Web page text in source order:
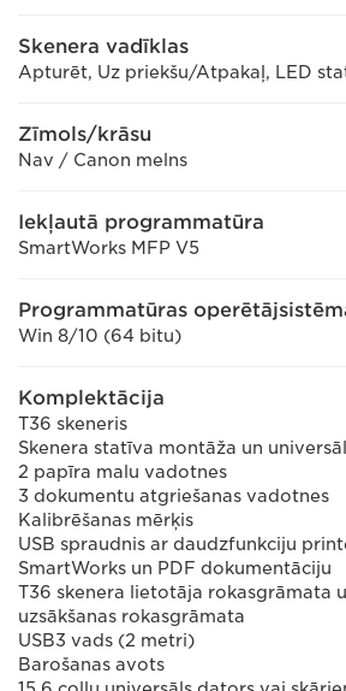
Skenera vadīklas
Apturēt, Uz priekšu/Atpakaļ, LED
Zīmols/krāsu
Nav / Canon melns
Iekļautā programmatūra
SmartWorks MFP V5
Programmatūras
Win 8/10 (64 bitu)
Komplektācija
T36 skeneris
Skenera statīva montāža un
2 papīra malu vadotnes
3 dokumentu atgriešanas vadotnes
Kalibrēšanas mērķis
USB spraudnis ar daudzfunkciju
SmartWorks un PDF dokumentāciju
T36 skenera lietotāja rokasgrāmata
uzsākšanas rokasgrāmata
USB3 vads (2 metri)
Barošanas avots